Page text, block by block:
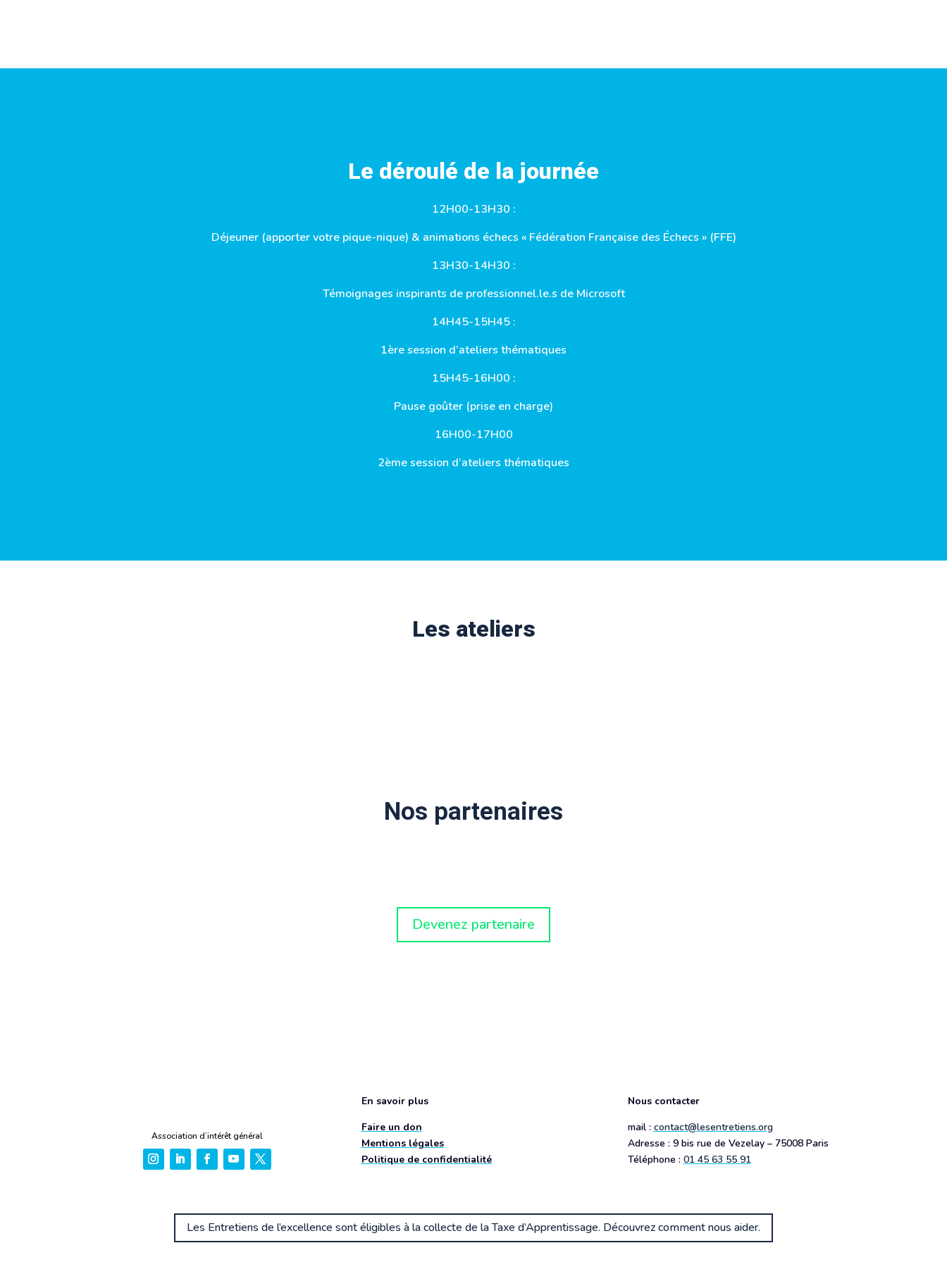
Le déroulé de la journée
12H00-13H30 :
Déjeuner (apporter votre pique-nique) & animations échecs « Fédération Française des Échecs » (FFE)
13H30-14H30 :
Témoignages inspirants de professionnel.le.s de Microsoft
14H45-15H45 :
1ère session d’ateliers thématiques
15H45-16H00 :
Pause goûter (prise en charge)
16H00-17H00
2ème session d’ateliers thématiques
Les ateliers
Nos partenaires
Devenez partenaire
Association d’intérêt général
En savoir plus
Faire un don
Mentions légales
Politique de confidentialité
Nous contacter
mail : contact@lesentretiens.org
Adresse : 9 bis rue de Vezelay – 75008 Paris
Téléphone : 01 45 63 55 91
Les Entretiens de l’excellence sont éligibles à la collecte de la Taxe d’Apprentissage. Découvrez comment nous aider.